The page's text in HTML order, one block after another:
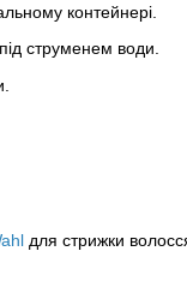
контейнері.
струменем води.
для стрижки